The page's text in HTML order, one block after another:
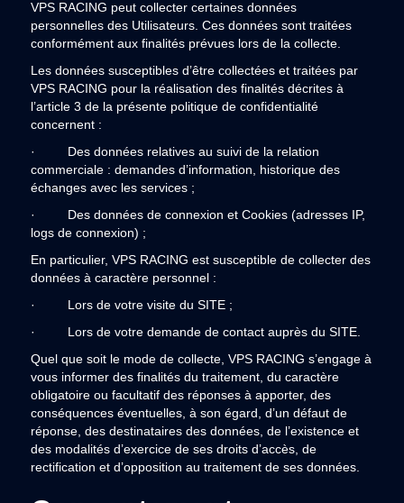
VPS RACING peut collecter certaines données
personnelles des Utilisateurs. Ces données sont traitées
conformément aux finalités prévues lors de la collecte.
Les données susceptibles d’être collectées et traitées par
VPS RACING pour la réalisation des finalités décrites à
l’article 3 de la présente politique de confidentialité
concernent :
· Des données relatives au suivi de la relation
commerciale : demandes d’information, historique des
échanges avec les services ;
· Des données de connexion et Cookies (adresses IP,
logs de connexion) ;
En particulier, VPS RACING est susceptible de collecter des
données à caractère personnel :
· Lors de votre visite du SITE ;
· Lors de votre demande de contact auprès du SITE.
Quel que soit le mode de collecte, VPS RACING s’engage à
vous informer des finalités du traitement, du caractère
obligatoire ou facultatif des réponses à apporter, des
conséquences éventuelles, à son égard, d’un défaut de
réponse, des destinataires des données, de l’existence et
des modalités d’exercice de ses droits d’accès, de
rectification et d’opposition au traitement de ses données.